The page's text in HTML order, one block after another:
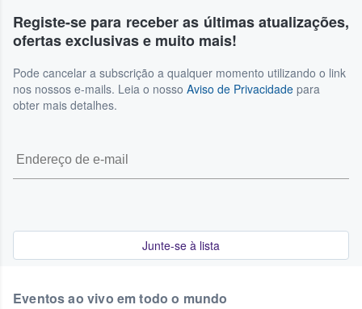
Registe-se para receber as últimas atualizações,
ofertas exclusivas e muito mais!
Pode cancelar a subscrição a qualquer momento utilizando o link
nos nossos e-mails. Leia o nosso Aviso de Privacidade para
obter mais detalhes.
Junte-se à lista
Eventos ao vivo em todo o mundo